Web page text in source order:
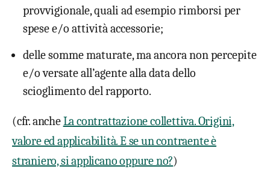
provvigionale, quali ad esempio rimborsi per
spese e/o attività accessorie;
delle somme maturate, ma ancora non percepite
e/o versate all’agente alla data dello
scioglimento del rapporto.
(cfr. ancheLa contrattazione collettiva. Origini,
valore ed applicabilità. E se un contraente è
straniero, si applicano oppure no?)